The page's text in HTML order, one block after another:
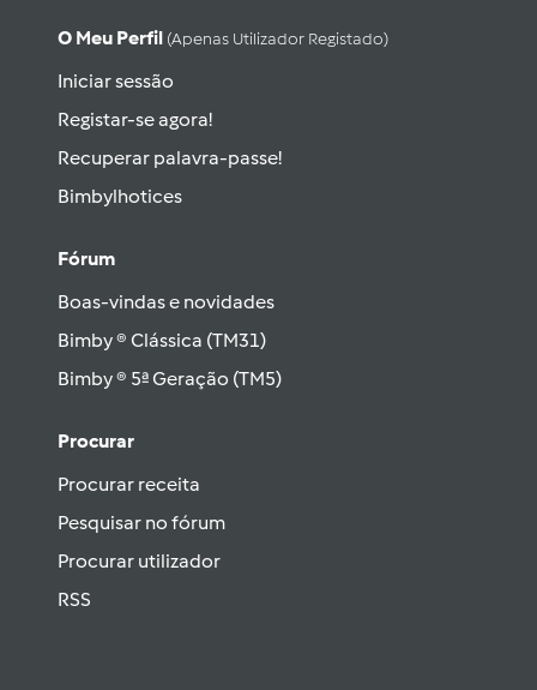
O Meu Perfil (apenas Utilizador Registado)
Iniciar sessão
Registar-se agora!
Recuperar palavra-passe!
Bimbylhotices
Fórum
Boas-vindas e novidades
Bimby ® Clássica (TM31)
Bimby ® 5ª Geração (TM5)
Procurar
Procurar receita
Pesquisar no fórum
Procurar utilizador
RSS